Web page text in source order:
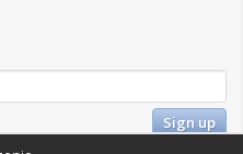
Sign up